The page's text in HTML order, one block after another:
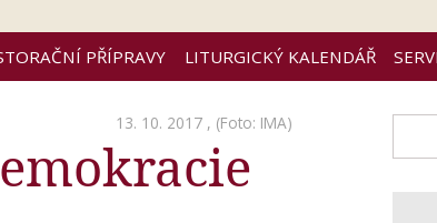
PŘÍPRAVY LITURGICKÝ KALENDÁŘ
13. 10. 2017 , (Foto: IMA)